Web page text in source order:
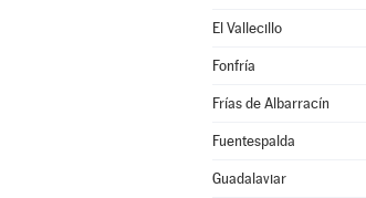
El Vallecillo
Fonfría
Frías de Albarracín
Fuentespalda
Guadalaviar